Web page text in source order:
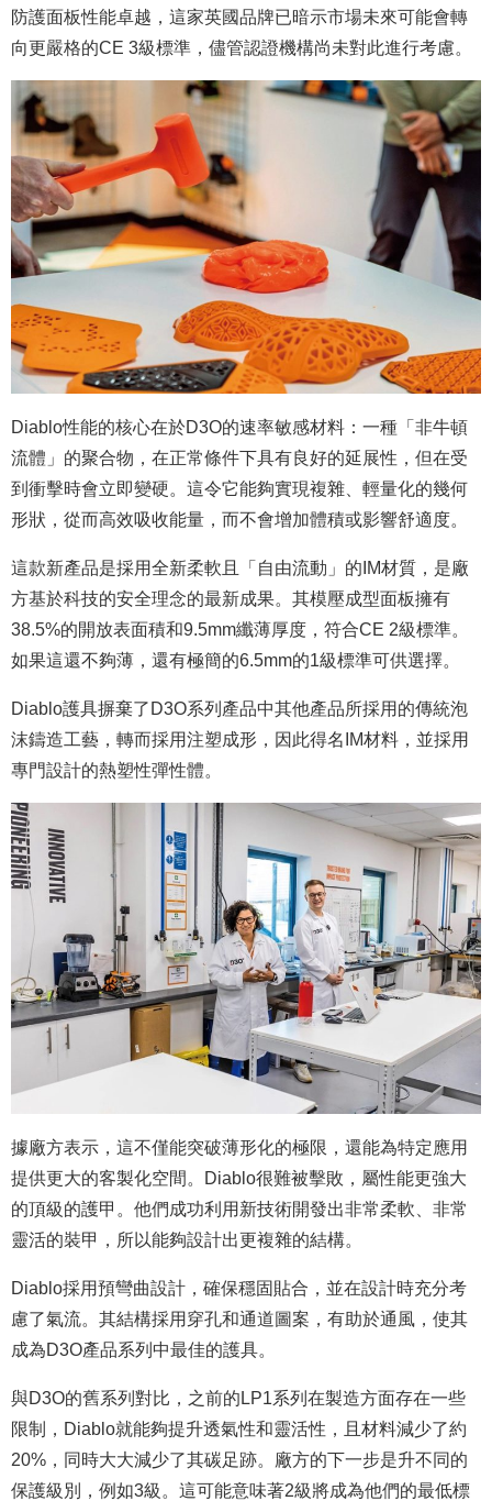
防護面板性能卓越，這家英國品牌已暗示市場未來可能會轉
向更嚴格的CE 3級標準，儘管認證機構尚未對此進行考慮。
Diablo性能的核心在於D3O的速率敏感材料：一種「非牛頓
流體」的聚合物，在正常條件下具有良好的延展性，但在受
到衝擊時會立即變硬。這令它能夠實現複雜、輕量化的幾何
形狀，從而高效吸收能量，而不會增加體積或影響舒適度。
這款新產品是採用全新柔軟且「自由流動」的IM材質，是廠
方基於科技的安全理念的最新成果。其模壓成型面板擁有
38.5%的開放表面積和9.5mm纖薄厚度，符合CE 2級標準。
如果這還不夠薄，還有極簡的6.5mm的1級標準可供選擇。
Diablo護具摒棄了D3O系列產品中其他產品所採用的傳統泡
沫鑄造工藝，轉而採用注塑成形，因此得名IM材料，並採用
專門設計的熱塑性彈性體。
據廠方表示，這不僅能突破薄形化的極限，還能為特定應用
提供更大的客製化空間。Diablo很難被擊敗，屬性能更強大
的頂級的護甲。他們成功利用新技術開發出非常柔軟、非常
靈活的裝甲，所以能夠設計出更複雜的結構。
Diablo採用預彎曲設計，確保穩固貼合，並在設計時充分考
慮了氣流。其結構採用穿孔和通道圖案，有助於通風，使其
成為D3O產品系列中最佳的護具。
與D3O的舊系列對比，之前的LP1系列在製造方面存在一些
限制，Diablo就能夠提升透氣性和靈活性，且材料減少了約
20%，同時大大減少了其碳足跡。廠方的下一步是升不同的
保護級別，例如3級。這可能意味著2級將成為他們的最低標